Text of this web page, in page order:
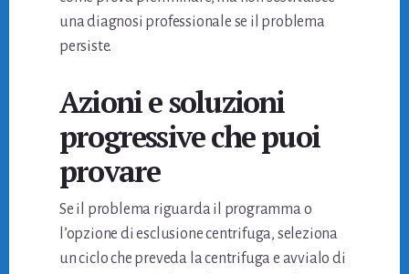
una diagnosi professionale se il problema
persiste.
Azioni e soluzioni
progressive che puoi
provare
Se il problema riguarda il programma o
l’opzione di esclusione centrifuga, seleziona
un ciclo che preveda la centrifuga e avvialo di